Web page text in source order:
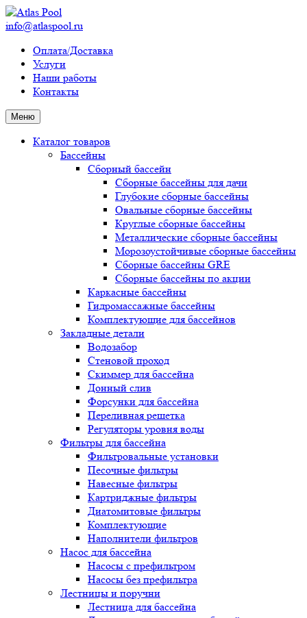
info@atlaspool.ru
Оплата/Доставка
Услуги
Наши работы
Контакты
Меню
Каталог товаров
Бассейны
Сборный бассейн
Сборные бассейны для дачи
Глубокие сборные бассейны
Овальные сборные бассейны
Круглые сборные бассейны
Металлические сборные бассейны
Морозоустойчивые сборные бассейны
Сборные бассейны GRE
Сборные бассейны по акции
Каркасные бассейны
Гидромассажные бассейны
Комплектующие для бассейнов
Закладные детали
Водозабор
Стеновой проход
Скиммер для бассейна
Донный слив
Форсунки для бассейна
Переливная решетка
Регуляторы уровня воды
Фильтры для бассейна
Фильтровальные установки
Песочные фильтры
Навесные фильтры
Картриджные фильтры
Диатомитовые фильтры
Комплектующие
Наполнители фильтров
Насос для бассейна
Насосы с префильтром
Насосы без префильтра
Лестницы и поручни
Лестница для бассейна